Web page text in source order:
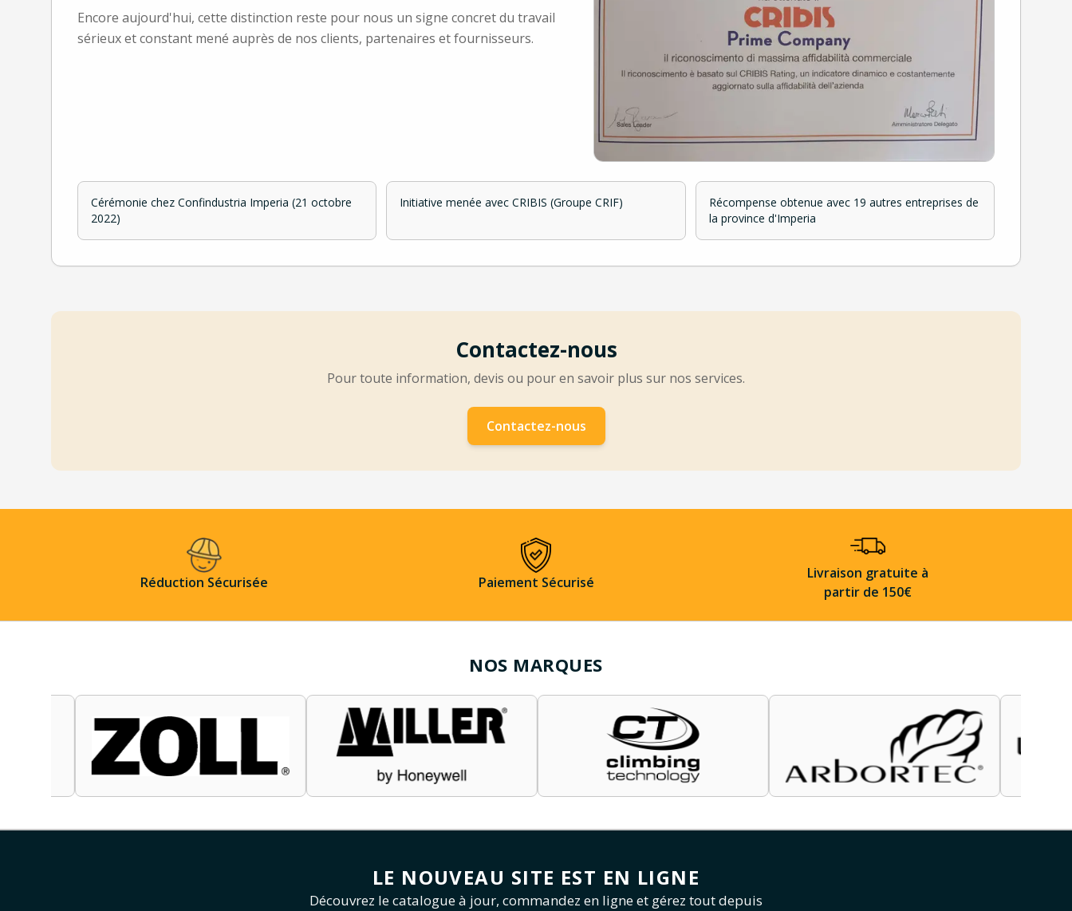
Encore aujourd'hui, cette distinction reste pour nous un signe concret du travail
sérieux et constant mené auprès de nos clients, partenaires et fournisseurs.
Cérémonie chez Confindustria Imperia (21 octobre
2022)
Initiative menée avec CRIBIS (Groupe CRIF)
Récompense obtenue avec 19 autres entreprises de
la province d'Imperia
Contactez-nous
Pour toute information, devis ou pour en savoir plus sur nos services.
Contactez-nous
Réduction Sécurisée Paiement Sécurisé
Livraison gratuite à
partir de 150€
NOS MARQUES
LE NOUVEAU SITE EST EN LIGNE
Découvrez le catalogue à jour, commandez en ligne et gérez tout depuis